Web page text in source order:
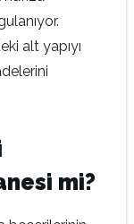
alt yapıyı
mi?